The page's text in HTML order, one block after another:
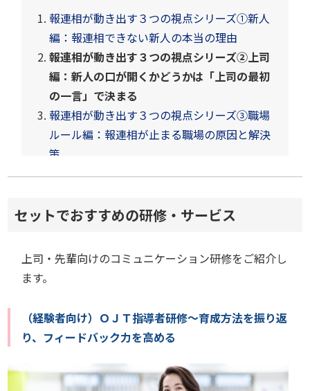
報連相が動き出す３つの視点シリーズ①新人
編：報連相できない新人の本当の理由
報連相が動き出す３つの視点シリーズ②上司
編：新人の口が開くかどうかは「上司の最初
の一言」で決まる
報連相が動き出す３つの視点シリーズ③職場
ルール編：報連相が止まる職場の原因と解決
策
セットでおすすめの研修・サービス
上司・先輩向けのコミュニケーション研修をご紹介し
ます。
（経験者向け）ＯＪＴ指導者研修～育成方法を振り返
り、フィードバック力を高める